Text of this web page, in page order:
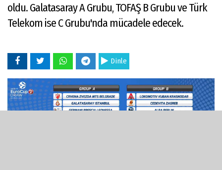
oldu. Galatasaray A Grubu, TOFAŞ B Grubu ve Türk
Telekom ise C Grubu'nda mücadele edecek.
Dinle